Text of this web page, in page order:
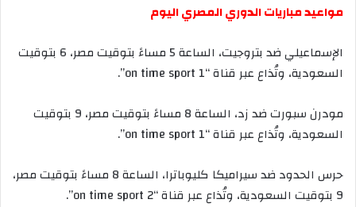
مواعيدمبارياتالدوريالمصرياليوم
الإسماعيليضدبتروجيت، الساعة مساءًبتوقيتمصر،
بتوقيت
السعودية، وتُذاععبر قناة“on time sport 1”.
مودرنسبورتضدزد، الساعة مساءًبتوقيتمصر،
بتوقيت
السعودية، وتُذاععبر قناة“on time sport 1”.
حرس الحدود ضدسيراميكا كليوباترا، الساعة مساءًبتوقيتمصر،
9 بتوقيت السعودية، وتُذاععبر قناة“on time sport 2”.